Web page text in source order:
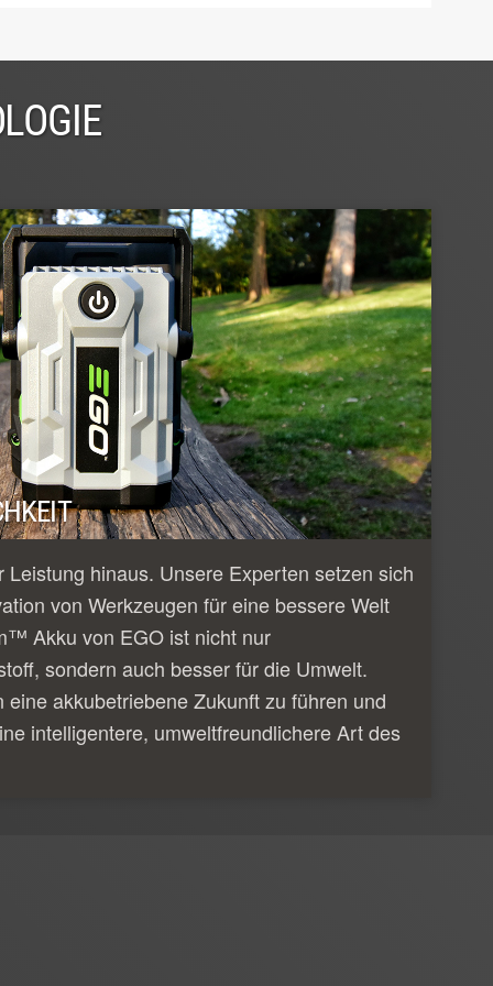
Leistung hinaus. Unsere Experten setzen sich
von Werkzeugen für eine bessere Welt
Akku von EGO ist nicht nur
sondern auch besser für die Umwelt.
akkubetriebene Zukunft zu führen und
intelligentere, umweltfreundlichere Art des